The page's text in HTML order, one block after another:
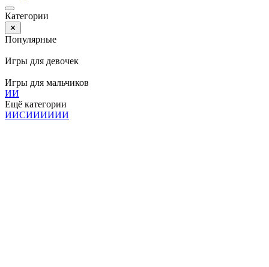
Категории
✕
Популярные
Игры для девочек
Игры для мальчиков
ИИ
Ещё категории
ИИСИИИИИИ